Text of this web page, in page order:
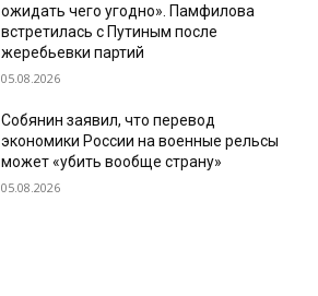
ожидать чего угодно». Памфилова
встретилась с Путиным после
жеребьевки партий
05.08.2026
Собянин заявил, что перевод
экономики России на военные рельсы
может «убить вообще страну»
05.08.2026